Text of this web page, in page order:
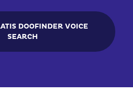
DOOFINDER VOICE
SEARCH